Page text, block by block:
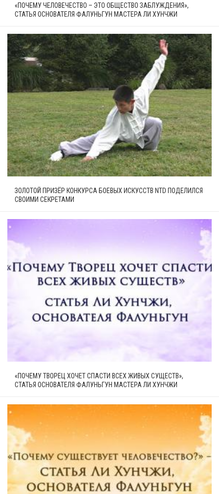
«ПОЧЕМУ ЧЕЛОВЕЧЕСТВО – ЭТО ОБЩЕСТВО ЗАБЛУЖДЕНИЯ»,
СТАТЬЯ ОСНОВАТЕЛЯ ФАЛУНЬГУН МАСТЕРА ЛИ ХУНЧЖИ
ЗОЛОТОЙ ПРИЗЁР КОНКУРСА БОЕВЫХ ИСКУССТВ NTD ПОДЕЛИЛСЯ
СВОИМИ СЕКРЕТАМИ
«ПОЧЕМУ ТВОРЕЦ ХОЧЕТ СПАСТИ ВСЕХ ЖИВЫХ СУЩЕСТВ»,
СТАТЬЯ ОСНОВАТЕЛЯ ФАЛУНЬГУН МАСТЕРА ЛИ ХУНЧЖИ